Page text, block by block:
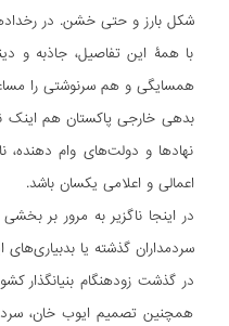
شکل بارز و حتی خشن. در
با همۀ این تفاصیل، جاذبه و
همسایگی و هم سرنوشتی را
نهادها و دولت‌های وام دهنده،
اعمالی و اعلامی یکسان باشد.
در اینجا ناگزیر به مرور بر
سردمداران گذشته یا بدبیاری‌های
همچنین تصمیم ایوب خان،